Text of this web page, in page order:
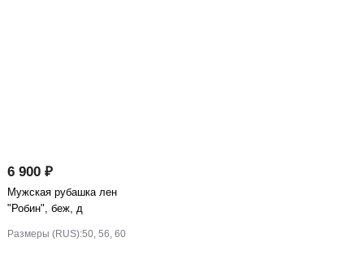
6 900 ₽
Мужская рубашка лен
"Робин", беж, д
Размеры (RUS):50, 56, 60